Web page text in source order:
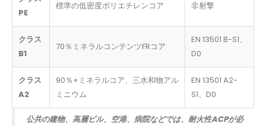
PE
標準の低密度ポリエチレンコア 非射撃
クラス
B1
70％ミネラルコンテンツFRコア
EN 13501 B-S1、
D0
クラス
A2
90％+ミネラルコア、三水和物アル
ミニウム
EN 13501 A2-
S1、D0
公共の建物、高層ビル、空港、病院などでは、耐火性ACPが必